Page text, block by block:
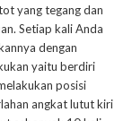
yang tegang dan
Setiap kali Anda
dengan
yaitu berdiri
posisi
angkat lutut kiri